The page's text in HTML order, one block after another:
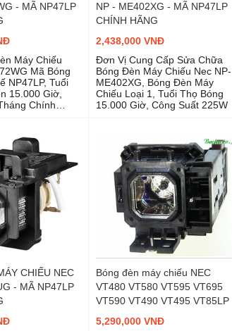
- MÃ NP47LP
Máy Chiếu
Mã Bóng
NP47LP, Tuổi
15.000 Giờ,
Chính
NP - ME402XG - MÃ NP47LP
CHÍNH HÃNG
2,438,000 VNĐ
Đơn Vị Cung Cấp Sửa Chữa
Bóng Đèn Máy Chiếu Nec NP-
ME402XG, Bóng Đèn Máy
Chiếu Loại 1, Tuổi Thọ Bóng
15.000 Giờ, Công Suất 225W
CHIẾU NEC
- MÃ NP47LP
Bóng đèn máy chiếu NEC
VT480 VT580 VT595 VT695
VT590 VT490 VT495 VT85LP
5,290,000 VNĐ